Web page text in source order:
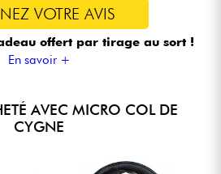
VOTRE AVIS
offert par tirage au sort !
En savoir +
AVEC MICRO COL DE
CYGNE